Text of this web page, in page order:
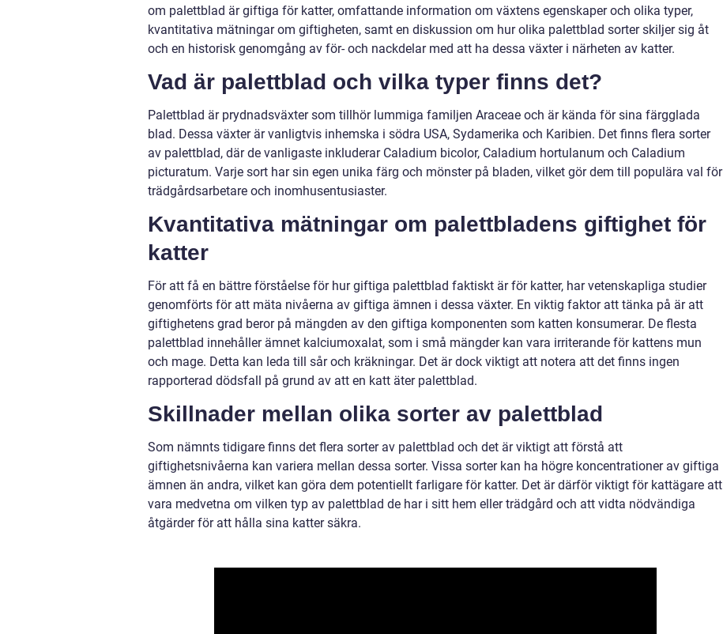
om palettblad är giftiga för katter, omfattande information om växtens egenskaper och olika typer,
kvantitativa mätningar om giftigheten, samt en diskussion om hur olika palettblad sorter skiljer sig åt
och en historisk genomgång av för- och nackdelar med att ha dessa växter i närheten av katter.
Vad är palettblad och vilka typer finns det?
Palettblad är prydnadsväxter som tillhör lummiga familjen Araceae och är kända för sina färgglada
blad. Dessa växter är vanligtvis inhemska i södra USA, Sydamerika och Karibien. Det finns flera sorter
av palettblad, där de vanligaste inkluderar Caladium bicolor, Caladium hortulanum och Caladium
picturatum. Varje sort har sin egen unika färg och mönster på bladen, vilket gör dem till populära val för
trädgårdsarbetare och inomhusentusiaster.
Kvantitativa mätningar om palettbladens giftighet för
katter
För att få en bättre förståelse för hur giftiga palettblad faktiskt är för katter, har vetenskapliga studier
genomförts för att mäta nivåerna av giftiga ämnen i dessa växter. En viktig faktor att tänka på är att
giftighetens grad beror på mängden av den giftiga komponenten som katten konsumerar. De flesta
palettblad innehåller ämnet kalciumoxalat, som i små mängder kan vara irriterande för kattens mun
och mage. Detta kan leda till sår och kräkningar. Det är dock viktigt att notera att det finns ingen
rapporterad dödsfall på grund av att en katt äter palettblad.
Skillnader mellan olika sorter av palettblad
Som nämnts tidigare finns det flera sorter av palettblad och det är viktigt att förstå att
giftighetsnivåerna kan variera mellan dessa sorter. Vissa sorter kan ha högre koncentrationer av giftiga
ämnen än andra, vilket kan göra dem potentiellt farligare för katter. Det är därför viktigt för kattägare att
vara medvetna om vilken typ av palettblad de har i sitt hem eller trädgård och att vidta nödvändiga
åtgärder för att hålla sina katter säkra.